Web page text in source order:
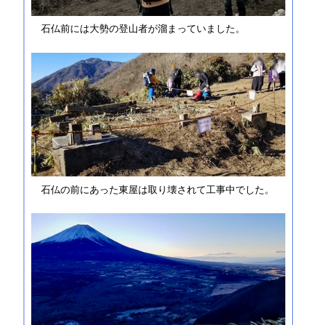
石仏前には大勢の登山者が溜まっていました。
石仏の前にあった東屋は取り壊されて工事中でした。